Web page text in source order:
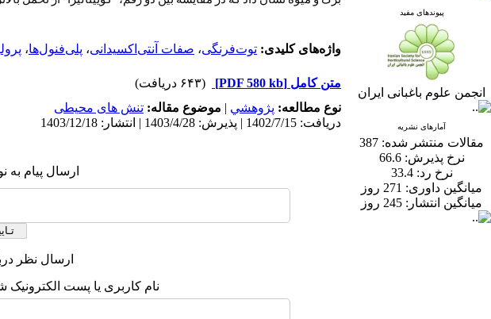
پیوندهای مفید
انجمن علوم باغبانی ایران
آمارهای نشریه
مقالات منتشر شده: 387
نرخ پذیرش:66.6
نرخ رد:33.4
میانگین داوری: 271 روز
میانگین انتشار: 245 روز
واژه‌های کلیدی: توت‌‌فرنگی، صفات آنتی‌‌اکسیدانی، پلی‌‌فنول‌‌ها،
متن کامل [PDF 580 kb]
(۶۴۳ دریافت)
نوع مطالعه: پژوهشي | موضوع مقاله: تنش های محیطی
دریافت: 1402/7/15 | پذیرش: 1403/4/28 | انتشار: 1403/12/18
ارسال پیام به
ارسال نظر
نام کاربری یا پست الکترونیک